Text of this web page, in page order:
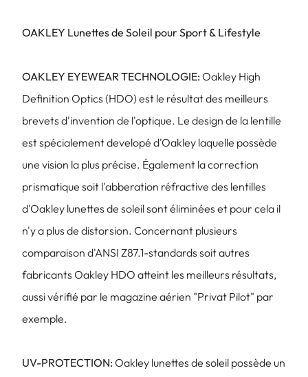
OAKLEY Lunettes de Soleil pour Sport & Lifestyle
OAKLEY EYEWEAR TECHNOLOGIE: Oakley High
Definition Optics (HDO) est le résultat des meilleurs
brevets d'invention de l'optique. Le design de la lentille
est spécialement developé d'Oakley laquelle possède
une vision la plus précise. Également la correction
prismatique soit l'abberation réfractive des lentilles
d'Oakley lunettes de soleil sont éliminées et pour cela il
n'y a plus de distorsion. Concernant plusieurs
comparaison d'ANSI Z87.1-standards soit autres
fabricants Oakley HDO atteint les meilleurs résultats,
aussi vérifié par le magazine aérien "Privat Pilot" par
exemple.
UV-PROTECTION: Oakley lunettes de soleil possède un